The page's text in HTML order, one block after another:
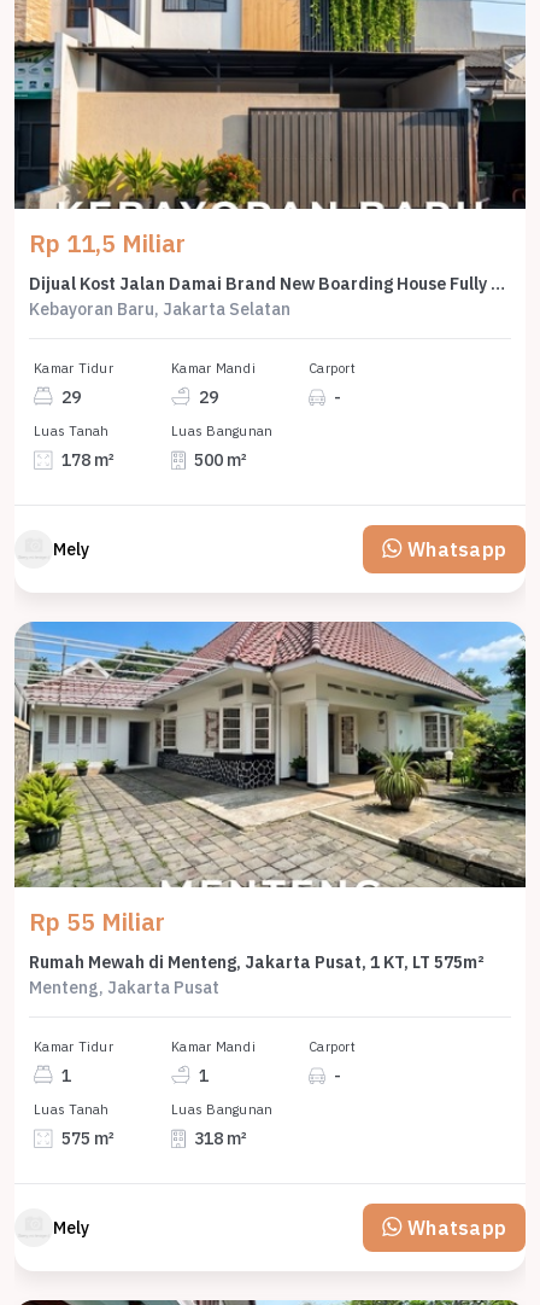
Rp 11,5 Miliar
Dijual Kost Jalan Damai Brand New Boarding House Fully Furnished di Kebayoran Baru
Kebayoran Baru, Jakarta Selatan
Kamar Tidur
29
Kamar Mandi
29
Carport
-
Luas Tanah
178 m²
Luas Bangunan
500 m²
Mely Whatsapp
Rp 55 Miliar
Rumah Mewah di Menteng, Jakarta Pusat, 1 KT, LT 575m²
Menteng, Jakarta Pusat
Kamar Tidur
1
Kamar Mandi
1
Carport
-
Luas Tanah
575 m²
Luas Bangunan
318 m²
Mely Whatsapp